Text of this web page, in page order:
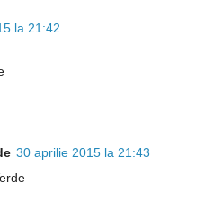
la 21:42
30 aprilie 2015 la 21:43